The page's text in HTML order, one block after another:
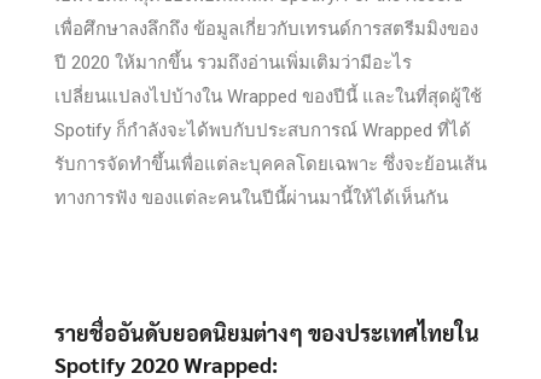
เพื่อศึกษาลงลึกถึง ข้อมูลเกี่ยวกับเทรนด์การสตรีมมิงของ
ปี 2020 ให้มากขึ้น รวมถึงอ่านเพิ่มเติมว่ามีอะไร
เปลี่ยนแปลงไปบ้างใน Wrapped ของปีนี้ และในที่สุดผู้ใช้
Spotify ก็กำลังจะได้พบกับประสบการณ์ Wrapped ที่ได้
รับการจัดทำขึ้นเพื่อแต่ละบุคคลโดยเฉพาะ ซึ่งจะย้อนเส้น
ทางการฟัง ของแต่ละคนในปีนี้ผ่านมานี้ให้ได้เห็นกัน
รายชื่ออันดับยอดนิยมต่างๆ ของประเทศไทยใน
Spotify 2020 Wrapped: